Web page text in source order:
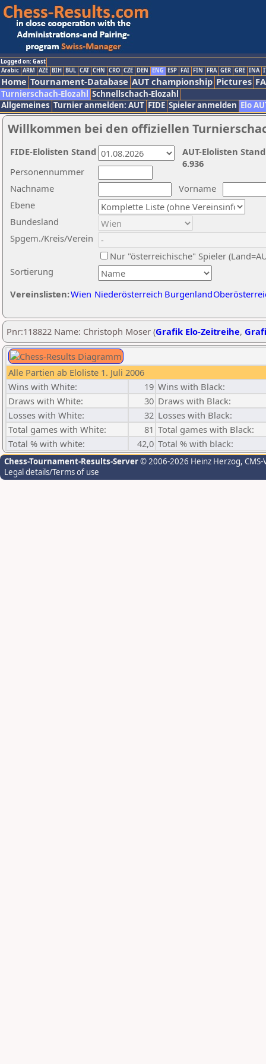
Logged on: Gast
Arabic ARM AZE BIH BUL CAT CHN CRO CZE DEN ENG ESP FAI FIN FRA GER GRE INA
Home Tournament-Database AUT championship Pictures
Turnierschach-Elozahl Schnellschach-Elozahl
Allgemeines Turnier anmelden: AUT FIDE Spieler anmelden Elo
Willkommen bei den offiziellen
Nachname
Vorname
Ebene
Sortierung
Personennummer
Bundesland
Spgem./Kreis/Verein
Nur "österreichische" Spieler
Vereinslisten:Wien Niederösterreich Burgenland
AUT-Elolisten
6.936
FIDE-Elolisten Stand
Pnr:118822 Name: Christoph Moser (Grafik Elo-Zeitreihe,
Alle Partien ab Eloliste 1. Juli 2006
Wins with White:
19 Wins with Black:
Draws with White:
30 Draws with Black:
Losses with White:
32 Losses with Black:
Total games with White:
81 Total games with Black:
Total % with white:
42,0 Total % with black:
Chess-Tournament-Results-Server© 2006-2026 Heinz Herzog,
Legal details/Terms of use